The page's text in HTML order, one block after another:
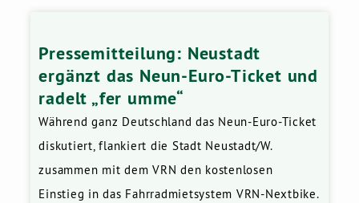
Pressemitteilung: Neustadt
ergänzt das Neun-Euro-Ticket und
radelt „fer umme“
Während ganz Deutschland das Neun-Euro-Ticket
diskutiert, flankiert die Stadt Neustadt/W.
zusammen mit dem VRN den kostenlosen
Einstieg in das Fahrradmietsystem VRN-Nextbike.